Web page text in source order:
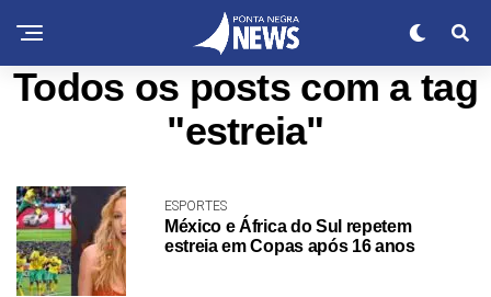
Todos os posts com a tag
"estreia"
ESPORTES
México e África do Sul repetem
estreia em Copas após 16 anos